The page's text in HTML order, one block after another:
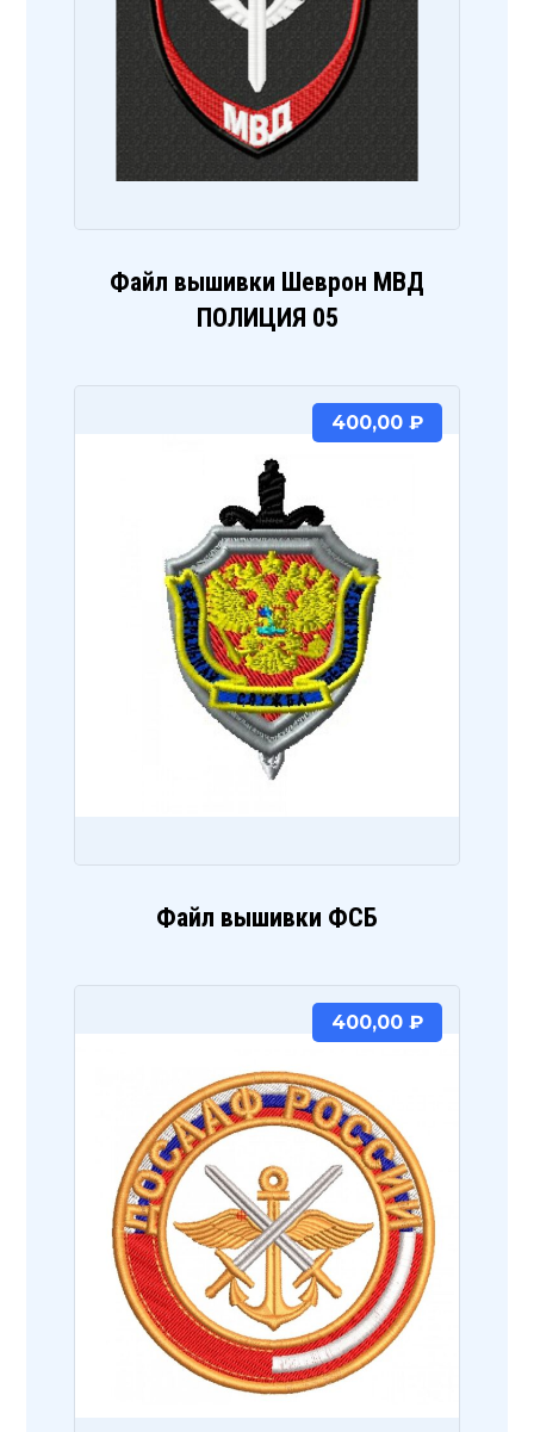
Файл вышивки Шеврон МВД
ПОЛИЦИЯ 05
Файл вышивки ФСБ
400,00 ₽
400,00 ₽